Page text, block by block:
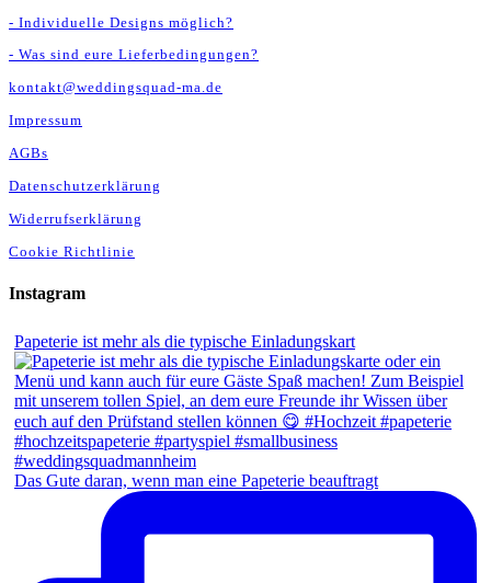
- Individuelle Designs möglich?
- Was sind eure Lieferbedingungen?
kontakt@weddingsquad-ma.de
Impressum
AGBs
Datenschutzerklärung
Widerrufserklärung
Cookie Richtlinie
Instagram
Papeterie ist mehr als die typische Einladungskart
Das Gute daran, wenn man eine Papeterie beauftragt